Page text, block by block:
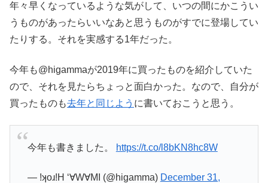
年々早くなっているような気がして、いつの間にかこうい
うものがあったらいいなあと思うものがすでに登場してい
たりする。それを実感する1年だった。
今年も@higammaが2019年に買ったものを紹介していた
ので、それを見たらちょっと面白かった。なので、自分が
買ったものも去年と同じよう に書いておこうと思う。
今年も書きました。 https://t.co/l8bKN8hc8W
— !ʞoɹ!H ‘∀W∀MI (@higamma) December 31,